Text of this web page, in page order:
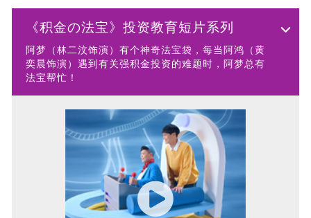
《积金の法宝》投资教育短片系列
阿梦（林二汶饰演）有个神奇法宝袋，每当阿鸿（黄
奕晨饰演）遇到有关强积金投资的难题时，阿梦总有
法宝帮忙！